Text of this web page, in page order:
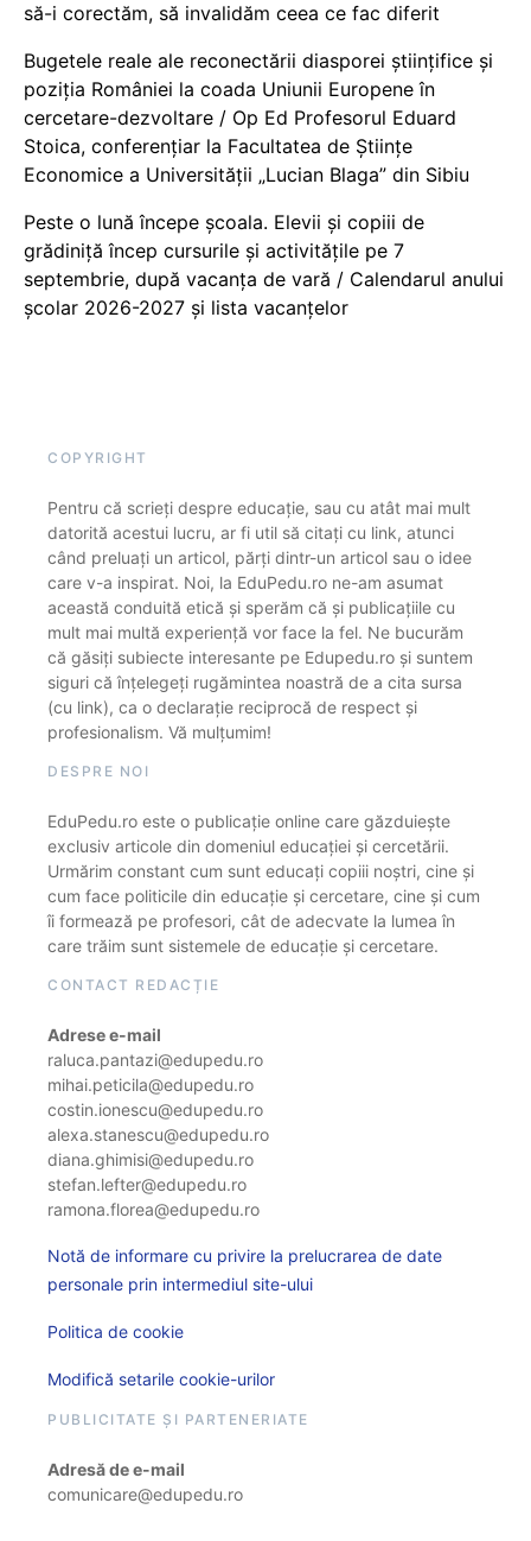
să-i corectăm, să invalidăm ceea ce fac diferit
Bugetele reale ale reconectării diasporei științifice și
poziția României la coada Uniunii Europene în
cercetare-dezvoltare / Op Ed Profesorul Eduard
Stoica, conferențiar la Facultatea de Științe
Economice a Universității „Lucian Blaga” din Sibiu
Peste o lună începe școala. Elevii și copiii de
grădiniță încep cursurile și activitățile pe 7
septembrie, după vacanța de vară / Calendarul anului
școlar 2026-2027 și lista vacanțelor
COPYRIGHT
Pentru că scrieți despre educație, sau cu atât mai mult
datorită acestui lucru, ar fi util să citați cu link, atunci
când preluați un articol, părți dintr-un articol sau o idee
care v-a inspirat. Noi, la EduPedu.ro ne-am asumat
această conduită etică și sperăm că și publicațiile cu
mult mai multă experiență vor face la fel. Ne bucurăm
că găsiți subiecte interesante pe Edupedu.ro și suntem
siguri că înțelegeți rugămintea noastră de a cita sursa
(cu link), ca o declarație reciprocă de respect și
profesionalism. Vă mulțumim!
DESPRE NOI
EduPedu.ro este o publicație online care găzduiește
exclusiv articole din domeniul educației și cercetării.
Urmărim constant cum sunt educați copiii noștri, cine și
cum face politicile din educație și cercetare, cine și cum
îi formează pe profesori, cât de adecvate la lumea în
care trăim sunt sistemele de educație și cercetare.
CONTACT REDACȚIE
Adrese e-mail
raluca.pantazi@edupedu.ro
mihai.peticila@edupedu.ro
costin.ionescu@edupedu.ro
alexa.stanescu@edupedu.ro
diana.ghimisi@edupedu.ro
stefan.lefter@edupedu.ro
ramona.florea@edupedu.ro
Notă de informare cu privire la prelucrarea de date
personale prin intermediul site-ului
Politica de cookie
Modifică setarile cookie-urilor
PUBLICITATE ȘI PARTENERIATE
Adresă de e-mail
comunicare@edupedu.ro